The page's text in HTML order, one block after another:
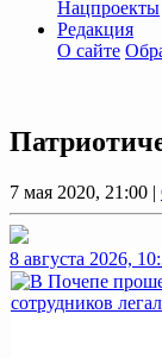
Нацпроекты
Редакция
О сайте
7 мая 2020, 21:00 |
8 августа 2026,